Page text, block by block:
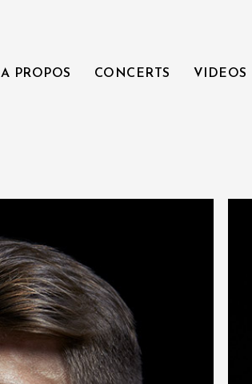
A PROPOS CONCERTS VIDEOS